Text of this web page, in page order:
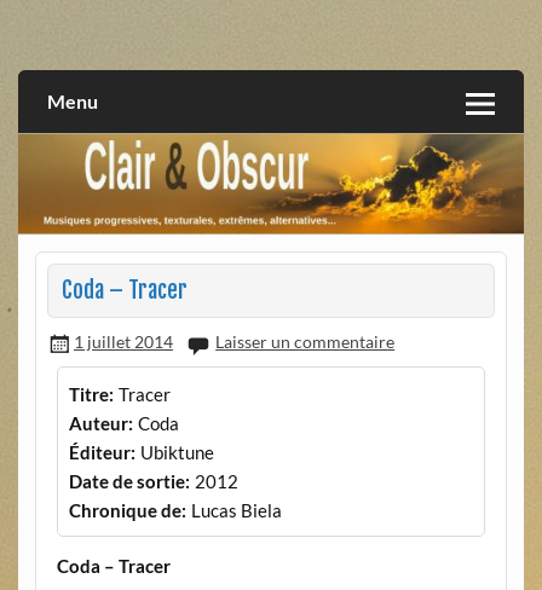
extrêmes, alternatives, texturales
Menu
Coda – Tracer
1 juillet 2014 Laisser un commentaire
Titre: Tracer
Auteur: Coda
Éditeur: Ubiktune
Date de sortie: 2012
Chronique de: Lucas Biela
Coda – Tracer